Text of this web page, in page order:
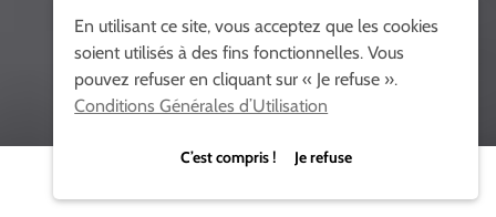
En utilisant ce site, vous acceptez que les cookies
soient utilisés à des fins fonctionnelles. Vous
pouvez refuser en cliquant sur « Je refuse ».
Conditions Générales d’Utilisation
C’est compris ! Je refuse